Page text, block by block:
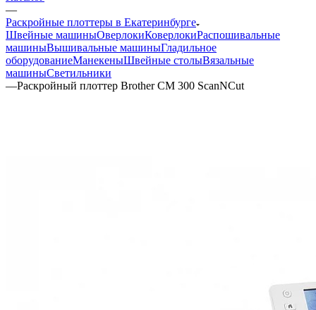
—
Раскройные плоттеры в Екатеринбурге
Швейные машиныОверлокиКоверлокиРаспошивальные
машиныВышивальные машиныГладильное
оборудованиеМанекеныШвейные столыВязальные
машиныСветильники
—Раскройный плоттер Brother CM 300 ScanNCut